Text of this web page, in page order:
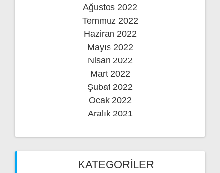
Ağustos 2022
Temmuz 2022
Haziran 2022
Mayıs 2022
Nisan 2022
Mart 2022
Şubat 2022
Ocak 2022
Aralık 2021
KATEGORILER